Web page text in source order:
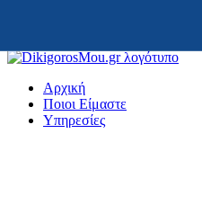
Μετάβαση
περιεχόμενο
Αρχική
Ποιοι Είμαστε
Υπηρεσίες